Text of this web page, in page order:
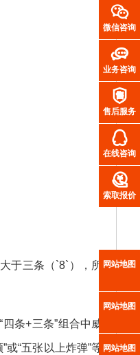
于三条（`8`），所
四条+三条”组合中威
“五张以上炸弹”等

微信咨询

业务咨询

售后服务

在线咨询

索取报价
网站地图
网站地图
网站地图